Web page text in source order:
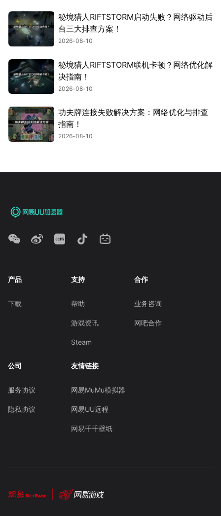
秘境猎人RIFTSTORM启动失败？网络驱动后
台三大排查方案！
2026-08-10
秘境猎人RIFTSTORM联机卡顿？网络优化解
决指南！
2026-08-10
功夫牌连接失败解决方案：网络优化与排查
指南！
2026-08-10
产品
下载
支持
帮助
游戏资讯
Steam
合作
业务咨询
网吧合作
公司
服务协议
隐私协议
友情链接
网易MuMu模拟器
网易UU远程
网易千千壁纸